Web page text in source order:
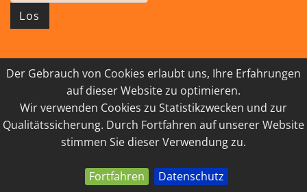
Der Gebrauch von Cookies erlaubt uns, Ihre Erfahrungen
auf dieser Website zu optimieren.
Wir verwenden Cookies zu Statistikzwecken und zur
Qualitätssicherung. Durch Fortfahren auf unserer Website
stimmen Sie dieser Verwendung zu.
Fortfahren Datenschutz
Los
© 2026 GEISTreich - Diözese Innsbruck
IMPRESSUM
LINKSAMMLUNG
DATENSCHUTZ
KONTAKT
powered by webEdition CMS